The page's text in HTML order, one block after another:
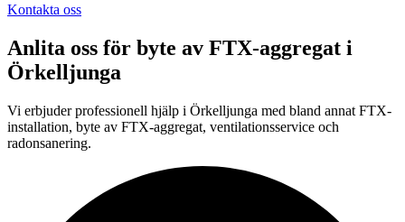
Kontakta oss
Anlita oss för byte av FTX-aggregat i
Örkelljunga
Vi erbjuder professionell hjälp i Örkelljunga med bland annat FTX-
installation, byte av FTX-aggregat, ventilationsservice och
radonsanering.